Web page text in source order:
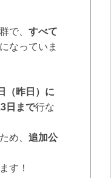
で、 すべて
なっていま
（昨日）に
日まで行な
め、 追加公
す！